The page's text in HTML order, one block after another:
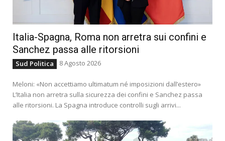
Italia-Spagna, Roma non arretra sui confini e
Sanchez passa alle ritorsioni
Sud Politica 8 Agosto 2026
Meloni: «Non accettiamo ultimatum né imposizioni dall’estero»
L’Italia non arretra sulla sicurezza dei confini e Sanchez passa
alle ritorsioni. La Spagna introduce controlli sugli arrivi...